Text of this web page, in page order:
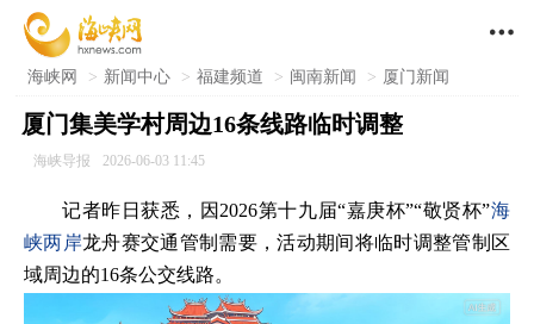

海峡网 > 新闻中心 > 福建频道 > 闽南新闻 > 厦门新闻
厦门集美学村周边16条线路临时调整
海峡导报 2026-06-03 11:45
记者昨日获悉，因2026第十九届“嘉庚杯”“敬贤杯”海
峡两岸龙舟赛交通管制需要，活动期间将临时调整管制区
域周边的16条公交线路。